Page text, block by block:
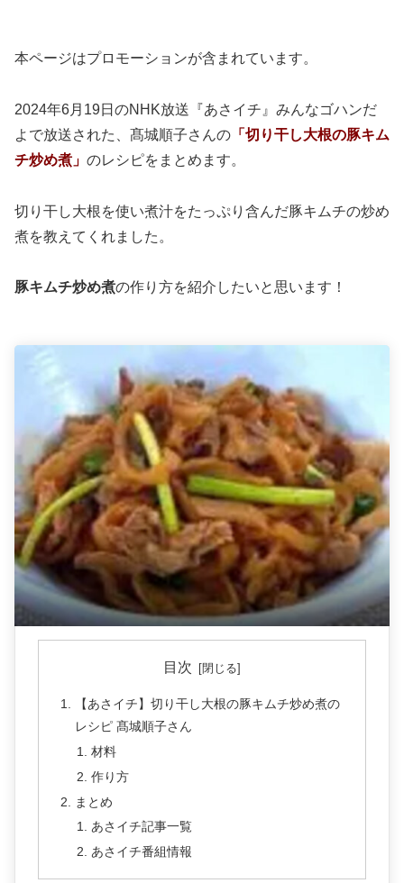
本ページはプロモーションが含まれています。
2024年6月19日のNHK放送『あさイチ』みんなゴハンだ
よで放送された、髙城順子さんの 「切り干し大根の豚キム
チ炒め煮 」 のレシピをまとめます。
切り干し大根を使い煮汁をたっぷり含んだ豚キムチの炒め
煮を教えてくれました。
豚キムチ炒め煮の作り方を紹介したいと思います！
目次
【あさイチ】切り干し大根の豚キムチ炒め煮の
レシピ 髙城順子さん
材料
作り方
まとめ
あさイチ記事一覧
あさイチ番組情報